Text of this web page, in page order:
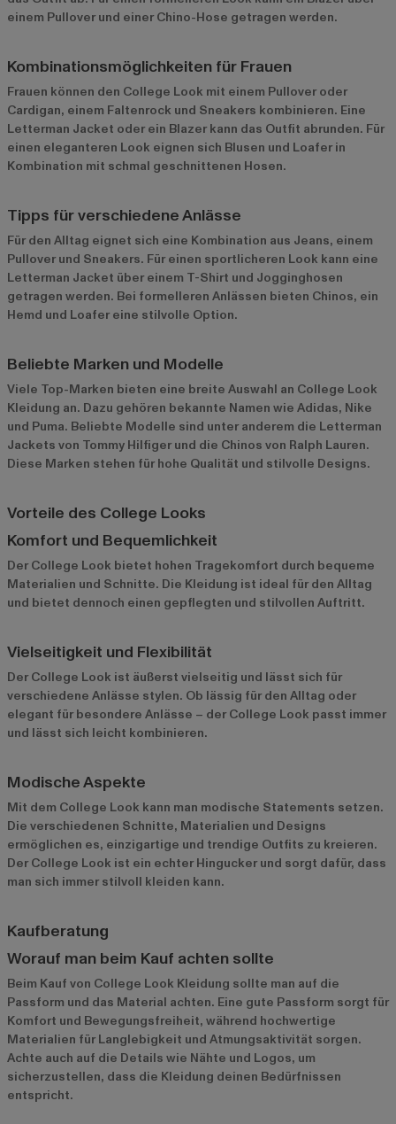
einem Pullover und einer Chino-Hose getragen werden.
Kombinationsmöglichkeiten für Frauen
Frauen können den College Look mit einem Pullover oder
Cardigan, einem Faltenrock und Sneakers kombinieren. Eine
Letterman Jacket oder ein Blazer kann das Outfit abrunden. Für
einen eleganteren Look eignen sich Blusen und Loafer in
Kombination mit schmal geschnittenen Hosen.
Tipps für verschiedene Anlässe
Für den Alltag eignet sich eine Kombination aus Jeans, einem
Pullover und Sneakers. Für einen sportlicheren Look kann eine
Letterman Jacket über einem T-Shirt und Jogginghosen
getragen werden. Bei formelleren Anlässen bieten Chinos, ein
Hemd und Loafer eine stilvolle Option.
Beliebte Marken und Modelle
Viele Top-Marken bieten eine breite Auswahl an College Look
Kleidung an. Dazu gehören bekannte Namen wie Adidas, Nike
und Puma. Beliebte Modelle sind unter anderem die Letterman
Jackets von Tommy Hilfiger und die Chinos von Ralph Lauren.
Diese Marken stehen für hohe Qualität und stilvolle Designs.
Vorteile des College Looks
Komfort und Bequemlichkeit
Der College Look bietet hohen Tragekomfort durch bequeme
Materialien und Schnitte. Die Kleidung ist ideal für den Alltag
und bietet dennoch einen gepflegten und stilvollen Auftritt.
Vielseitigkeit und Flexibilität
Der College Look ist äußerst vielseitig und lässt sich für
verschiedene Anlässe stylen. Ob lässig für den Alltag oder
elegant für besondere Anlässe – der College Look passt immer
und lässt sich leicht kombinieren.
Modische Aspekte
Mit dem College Look kann man modische Statements setzen.
Die verschiedenen Schnitte, Materialien und Designs
ermöglichen es, einzigartige und trendige Outfits zu kreieren.
Der College Look ist ein echter Hingucker und sorgt dafür, dass
man sich immer stilvoll kleiden kann.
Kaufberatung
Worauf man beim Kauf achten sollte
Beim Kauf von College Look Kleidung sollte man auf die
Passform und das Material achten. Eine gute Passform sorgt für
Komfort und Bewegungsfreiheit, während hochwertige
Materialien für Langlebigkeit und Atmungsaktivität sorgen.
Achte auch auf die Details wie Nähte und Logos, um
sicherzustellen, dass die Kleidung deinen Bedürfnissen
entspricht.